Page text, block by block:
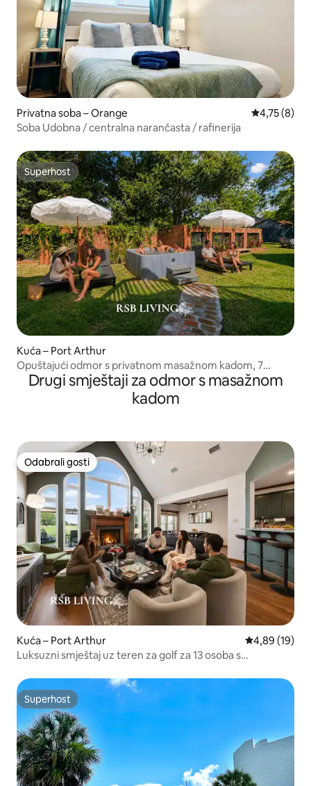
Privatna soba – Orange Prosječna
4,75 (8)
Soba Udobna / centralna narančasta / rafinerija
Superhost
Superhost
Kuća – Port Arthur
Opuštajući odmor s privatnom masažnom kadom, 7
spavaćih soba i 4 kupaonice
Drugi smještaji za odmor s masažnom
kadom
Odabrali gosti
Odabrali gosti
Kuća – Port Arthur Prosječna
4,89 (19)
Luksuzni smještaj uz teren za golf za 13 osoba s
Superhost
Superhost